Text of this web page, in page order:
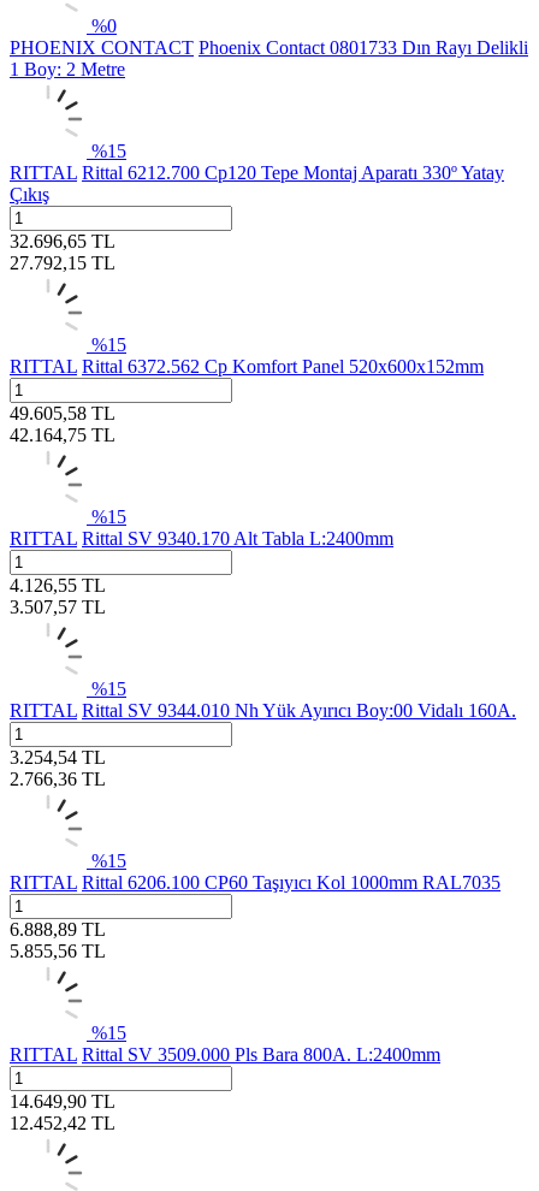
%0
PHOENIX CONTACT Phoenix Contact 0801733 Dın Rayı Delikli
1 Boy: 2 Metre
%15
RITTAL Rittal 6212.700 Cp120 Tepe Montaj Aparatı 330º Yatay
Çıkış
32.696,65 TL
27.792,15 TL
%15
RITTAL Rittal 6372.562 Cp Komfort Panel 520x600x152mm
49.605,58 TL
42.164,75 TL
%15
RITTAL Rittal SV 9340.170 Alt Tabla L:2400mm
4.126,55 TL
3.507,57 TL
%15
RITTAL Rittal SV 9344.010 Nh Yük Ayırıcı Boy:00 Vidalı 160A.
3.254,54 TL
2.766,36 TL
%15
RITTAL Rittal 6206.100 CP60 Taşıyıcı Kol 1000mm RAL7035
6.888,89 TL
5.855,56 TL
%15
RITTAL Rittal SV 3509.000 Pls Bara 800A. L:2400mm
14.649,90 TL
12.452,42 TL